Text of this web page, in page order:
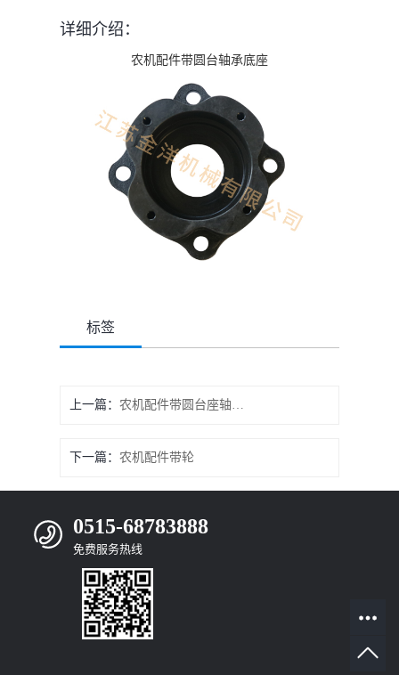
详细介绍：
农机配件带圆台轴承底座
标签
上一篇： 农机配件带圆台座轴承端盖
下一篇：农机配件带轮
0515-68783888
免费服务热线